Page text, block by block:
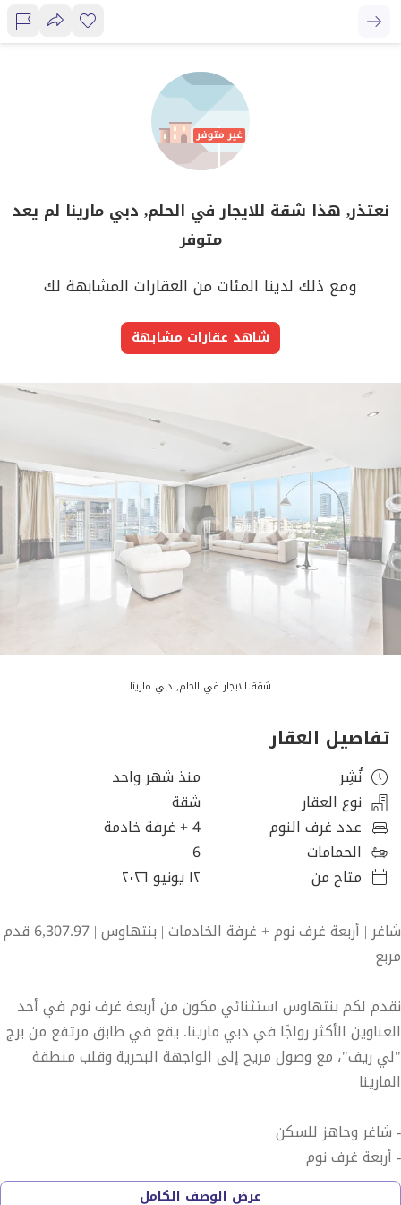
نعتذر, هذا شقة للايجار في الحلم, دبي مارينا لم يعد
متوفر
ومع ذلك لدينا المئات من العقارات المشابهة لك
شاهد عقارات مشابهة
شقة للايجار في الحلم, دبي مارينا
تفاصيل العقار
نُشِر
منذ شهر واحد
نوع العقار
شقة
عدد غرف النوم
4+ غرفة خادمة
الحمامات
6
متاح من
١٢ يونيو ٢٠٢٦
شاغر | أربعة غرف نوم + غرفة الخادمات | بنتهاوس | 6,307.97 قدم
مربع
نقدم لكم بنتهاوس استثنائي مكون من أربعة غرف نوم في أحد
العناوين الأكثر رواجًا في دبي مارينا. يقع في طابق مرتفع من برج
"لي ريف"، مع وصول مريح إلى الواجهة البحرية وقلب منطقة
المارينا
- شاغر وجاهز للسكن
- أربعة غرف نوم
- غرفة للخادمات
عرض الوصف الكامل